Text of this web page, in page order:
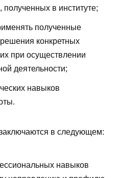
полученных в институте;
полученные
конкретных
при осуществлении
деятельности;
навыков
в следующем:
навыков